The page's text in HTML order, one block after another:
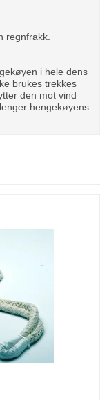
regnfrakk.
i hele dens
brukes trekkes
den mot vind
hengekøyens